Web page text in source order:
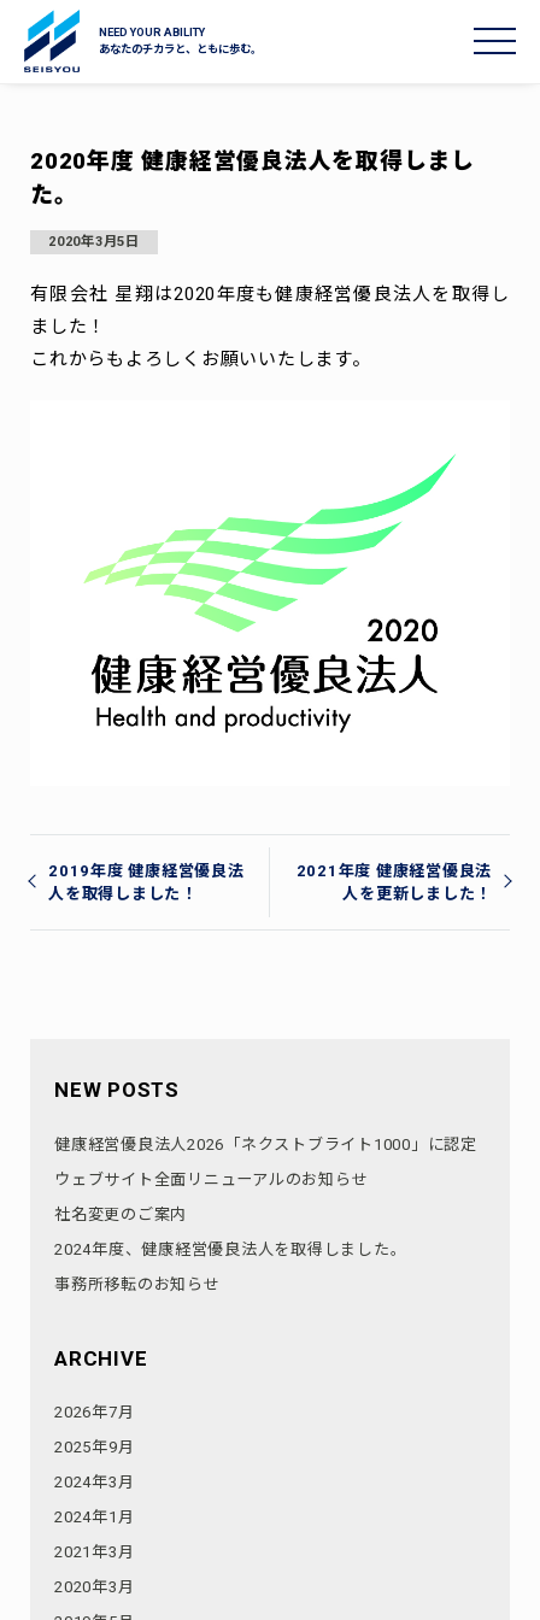
content
NEED YOUR ABILITY
あなたのチカラと、ともに歩む。
2020年度 健康経営優良法人を取得しまし
た。
2020年3月5日
有限会社 星翔は2020年度も健康経営優良法人を取得し
ました！
これからもよろしくお願いいたします。
稿
ビ
2019年度 健康経営優良法
人を取得しました！
2021年度 健康経営優良法
人を更新しました！
NEW POSTS
健康経営優良法人2026「ネクストブライト1000」に認定
ウェブサイト全面リニューアルのお知らせ
社名変更のご案内
2024年度、健康経営優良法人を取得しました。
事務所移転のお知らせ
ARCHIVE
2026年7月
2025年9月
2024年3月
2024年1月
2021年3月
2020年3月